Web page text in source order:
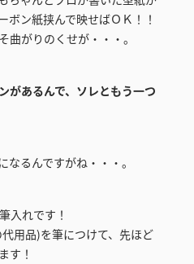
ボン紙挟んで映せばＯＫ！！
曲がりのくせが・・・。
があるんで、ソレともう一つ
るんですがね・・・。
入れです！
用品)を筆につけて、先ほど
す！